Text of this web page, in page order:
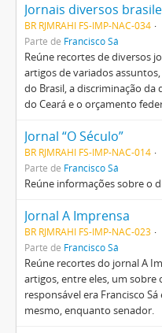
Jornais diversos
BR RJMRAHI FS-IMP-NAC-034
Parte de Francisco Sá
Reúne recortes de diversos
artigos de variados
do Brasil, a discriminação
do Ceará e o orçamento
Jornal “O Século”
BR RJMRAHI FS-IMP-NAC-014
Parte de Francisco Sá
Reúne informações sobre o
Jornal A Imprensa
BR RJMRAHI FS-IMP-NAC-023
Parte de Francisco Sá
Reúne recortes do jornal A
artigos, entre eles, um
responsável era Francisco
mesmo, enquanto senador.